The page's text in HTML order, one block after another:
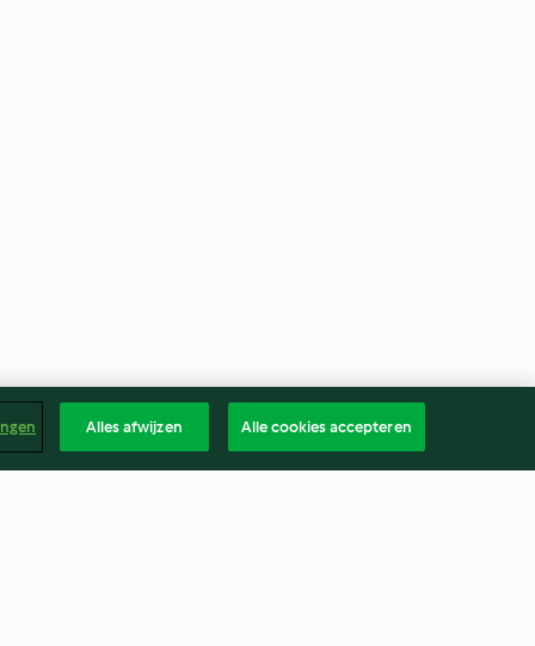
Alles afwijzen Alle cookies accepteren